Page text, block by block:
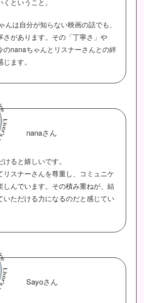
ということ。
んは自分が知らない映画の話でも、
さがあります。その「丁寧さ」や
のnanaちゃんとリスナーさんとの絆
ます。
nanaさん
ると嬉しいです。
リスナーさんを尊重し、コミュニケ
しんでいます。その積み重ねが、結
いただける力になるのだと感じてい
Sayoさん